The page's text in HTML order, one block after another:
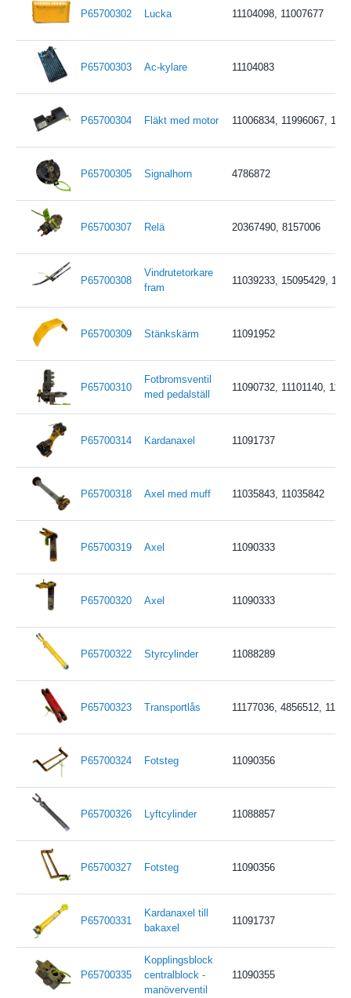
P65700302 Lucka 11104098, 11007677
P65700303 Ac-kylare 11104083
P65700304 Fläkt med motor 11006834, 11996067,
P65700305 Signalhorn 4786872
P65700307 Relä 20367490, 8157006
P65700308
Vindrutetorkare
fram
11039233, 15095429,
P65700309 Stänkskärm 11091952
P65700310
Fotbromsventil
med pedalställ
11090732, 11101140,
P65700314 Kardanaxel 11091737
P65700318 Axel med muff 11035843, 11035842
P65700319 Axel 11090333
P65700320 Axel 11090333
P65700322 Styrcylinder 11088289
P65700323 Transportlås 11177036, 4856512,
P65700324 Fotsteg 11090356
P65700326 Lyftcylinder 11088857
P65700327 Fotsteg 11090356
P65700331
Kardanaxel till
bakaxel
11091737
P65700335
Kopplingsblock
centralblock -
manöverventil
11090355